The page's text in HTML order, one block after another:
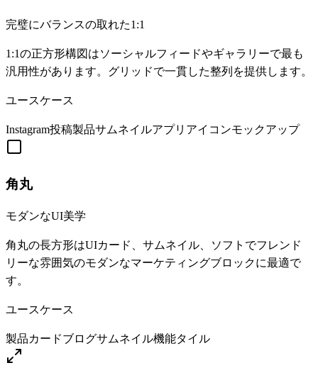
完璧にバランスの取れた1:1
1:1の正方形構図はソーシャルフィードやギャラリーで最も
汎用性があります。グリッドで一貫した整列を提供します。
ユースケース
Instagram投稿製品サムネイルアプリアイコンモックアップ
角丸
モダンなUI美学
角丸の長方形はUIカード、サムネイル、ソフトでフレンド
リーな雰囲気のモダンなマーケティングブロックに最適で
す。
ユースケース
製品カードブログサムネイル機能タイル